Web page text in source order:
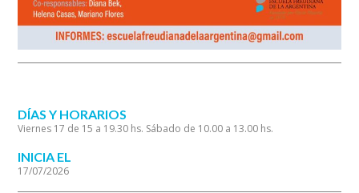
DÍAS Y HORARIOS
Viernes 17 de 15 a 19.30 hs. Sábado de 10.00 a 13.00 hs.
INICIA EL
17/07/2026